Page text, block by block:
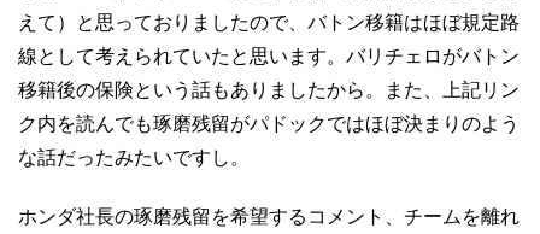
えて）と思っておりましたので、バトン移籍はほぼ規定路
線として考えられていたと思います。バリチェロがバトン
移籍後の保険という話もありましたから。また、上記リン
ク内を読んでも琢磨残留がパドックではほぼ決まりのよう
な話だったみたいですし。
ホンダ社長の琢磨残留を希望するコメント、チームを離れ